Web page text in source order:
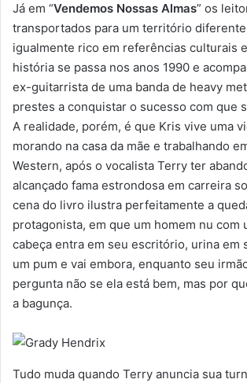
Já em “Vendemos Nossas Almas” os
transportados para um território
igualmente rico em referências culturais
história se passa nos anos 1990 e
ex-guitarrista de uma banda de heavy
prestes a conquistar o sucesso com que
A realidade, porém, é que Kris vive uma
morando na casa da mãe e trabalhando
Western, após o vocalista Terry ter
alcançado fama estrondosa em carreira
cena do livro ilustra perfeitamente a
protagonista, em que um homem nu com
cabeça entra em seu escritório, urina em
um pum e vai embora, enquanto seu
pergunta não se ela está bem, mas por
a bagunça.
Tudo muda quando Terry anuncia sua